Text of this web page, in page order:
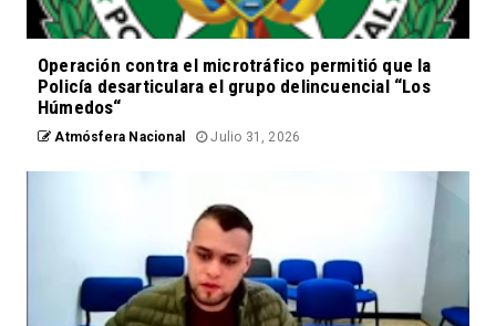
Operación contra el microtráfico permitió que la
Policía desarticulara el grupo delincuencial “Los
Húmedos“
Atmósfera Nacional Julio 31, 2026